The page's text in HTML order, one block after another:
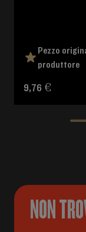
Pezzo
produttore
9,76 €
NON